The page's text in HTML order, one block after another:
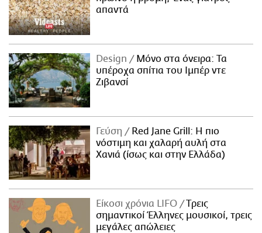
απαντά
Design
Μόνο στα όνειρα: Τα
υπέροχα σπίτια του Ιμπέρ ντε
Ζιβανσί
Γεύση
Red Jane Grill: Η πιο
νόστιμη και χαλαρή αυλή στα
Χανιά (ίσως και στην Ελλάδα)
Είκοσι χρόνια LIFO
Tρεις
σημαντικοί Έλληνες μουσικοί, τρεις
μεγάλες απώλειες